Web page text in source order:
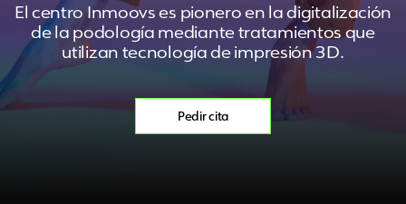
El centro Inmoovs es pionero en la digitalización
de la podología mediante tratamientos que
utilizan tecnología de impresión 3D.
Pedir cita